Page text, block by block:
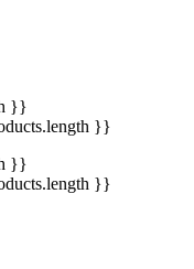
}}
}}
}}
}}